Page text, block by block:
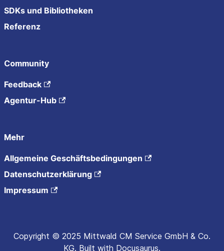
SDKs und Bibliotheken
Referenz
Community
Feedback
Agentur-Hub
Mehr
Allgemeine Geschäftsbedingungen
Datenschutzerklärung
Impressum
Copyright © 2025 Mittwald CM Service GmbH & Co.
KG. Built with Docusaurus.